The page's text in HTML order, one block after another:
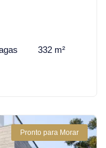
332 m²
Pronto para Morar